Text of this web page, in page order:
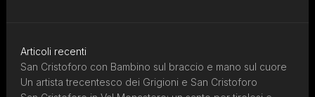
Articoli recenti
San Cristoforo con Bambino sul braccio e mano sul cuore
Un artista trecentesco dei Grigioni e San Cristoforo